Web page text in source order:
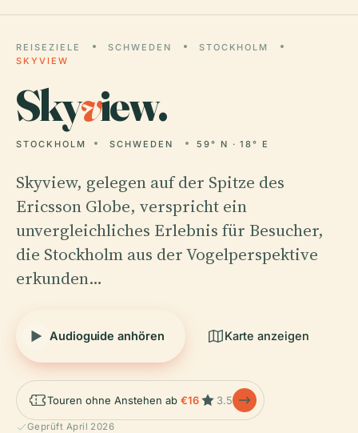
REISEZIELE SCHWEDEN
STOCKHOLM
SKYVIEW
Skyview.
STOCKHOLM SCHWEDEN 59° N · 18° E
Skyview, gelegen auf der Spitze des
Ericsson Globe, verspricht ein
unvergleichliches Erlebnis für Besucher,
die Stockholm aus der Vogelperspektive
erkunden…
Audioguide anhören Karte anzeigen
Touren ohne Anstehen ab €16 3.5
Geprüft April 2026